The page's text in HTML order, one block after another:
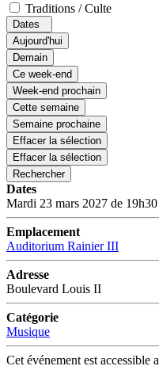
Traditions / Culte
Dates
Aujourd'hui
Demain
Ce week-end
Week-end prochain
Cette semaine
Semaine prochaine
Effacer la sélection
Effacer la sélection
Rechercher
Dates
Mardi 23 mars 2027 de
Emplacement
Auditorium Rainier III
Adresse
Boulevard Louis II
Catégorie
Musique
Cet événement est accessible